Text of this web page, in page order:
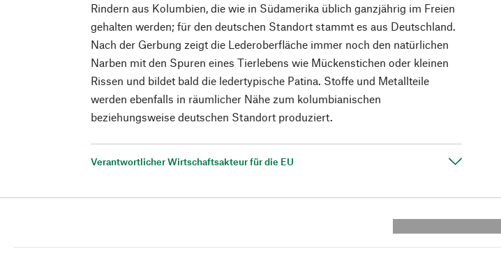
Rindern aus Kolumbien, die wie in Südamerika üblich ganzjährig im Freien
gehalten werden; für den deutschen Standort stammt es aus Deutschland.
Nach der Gerbung zeigt die Lederoberfläche immer noch den natürlichen
Narben mit den Spuren eines Tierlebens wie Mückenstichen oder kleinen
Rissen und bildet bald die ledertypische Patina. Stoffe und Metallteile
werden ebenfalls in räumlicher Nähe zum kolumbianischen
beziehungsweise deutschen Standort produziert.
Verantwortlicher Wirtschaftsakteur für die EU